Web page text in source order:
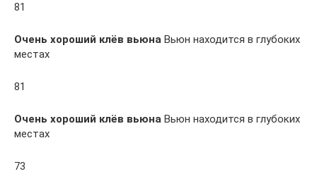
81
Очень хороший клёв вьюна Вьюн находится в глубоких
местах
81
Очень хороший клёв вьюна Вьюн находится в глубоких
местах
73